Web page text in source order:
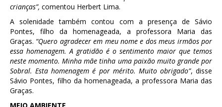
crianças”, comentou Herbert Lima.
A solenidade também contou com a presença de Sávio
Pontes, filho da homenageada, a professora Maria das
Graças. “Quero agradecer em meu nome e dos meus irmãos por
essa homenagem. A gratidão é o sentimento maior que temos
neste momento. Minha mãe tinha uma paixão muito grande por
Sobral. Esta homenagem é por mérito. Muito obrigado”, disse
Sávio Pontes, filho da homenageada, a professora Maria das
Graças.